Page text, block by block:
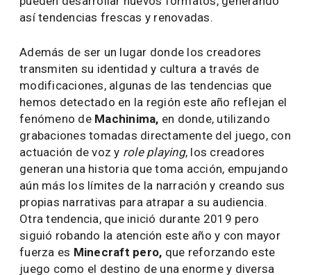
así tendencias frescas y renovadas.
Además de ser un lugar donde los creadores
transmiten su identidad y cultura a través de
modificaciones, algunas de las tendencias que
hemos detectado en la región este año reflejan el
fenómeno de Machinima, en donde, utilizando
grabaciones tomadas directamente del juego, con
actuación de voz y role playing, los creadores
generan una historia que toma acción, empujando
aún más los límites de la narración y creando sus
propias narrativas para atrapar a su audiencia.
Otra tendencia, que inició durante 2019 pero
siguió robando la atención este año y con mayor
fuerza es Minecraft pero, que reforzando este
juego como el destino de una enorme y diversa